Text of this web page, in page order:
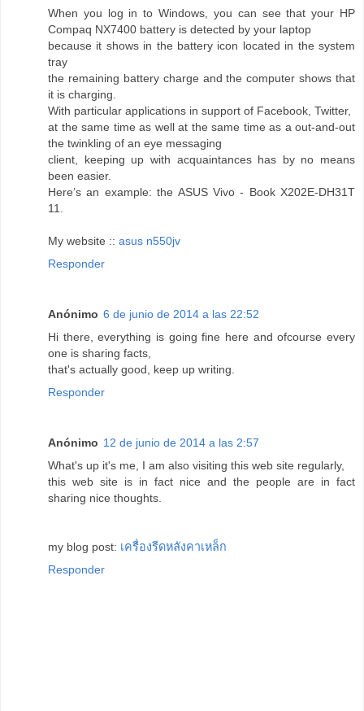
When you log in to Windows, you can see that your HP
Compaq NX7400 battery is detected by your laptop
because it shows in the battery icon located in the system
tray
the remaining battery charge and the computer shows that
it is charging.
With particular applications in support of Facebook, Twitter,
at the same time as well at the same time as a out-and-out
the twinkling of an eye messaging
client, keeping up with acquaintances has by no means
been easier.
Here’s an example: the ASUS Vivo - Book X202E-DH31T
11.
My website :: asus n550jv
Responder
Anónimo 6 de junio de 2014 a las 22:52
Hi there, everything is going fine here and ofcourse every
one is sharing facts,
that's actually good, keep up writing.
Responder
Anónimo 12 de junio de 2014 a las 2:57
What's up it's me, I am also visiting this web site regularly,
this web site is in fact nice and the people are in fact
sharing nice thoughts.
my blog post: เครื่องรีดหลังคาเหล็ก
Responder